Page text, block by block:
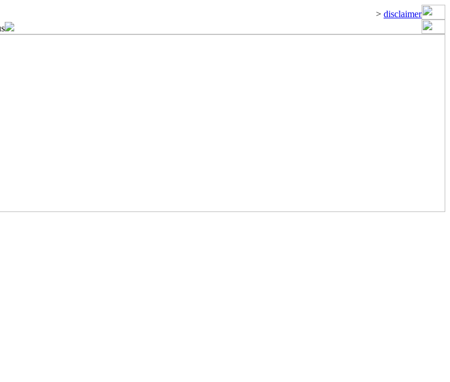
> disclaimer